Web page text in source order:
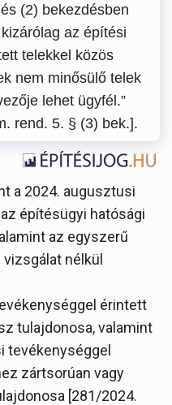
(2) bekezdésben
az építési
telekkel közös
nem minősülő telek
lehet ügyfél.”
rend. 5. § (3) bek.].
a 2024. augusztusi
építésügyi hatósági
az egyszerű
nélkül
érintett
tulajdonosa, valamint
tevékenységgel
zártsorúan vagy
[281/2024.